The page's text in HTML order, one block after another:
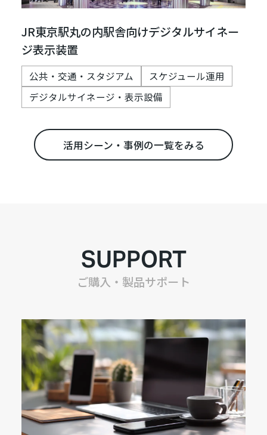
JR東京駅丸の内駅舎向けデジタルサイネー
ジ表示装置
公共・交通・スタジアム
スケジュール運用
デジタルサイネージ・表示設備
活用シーン・事例の一覧をみる
SUPPORT
ご購入・製品サポート